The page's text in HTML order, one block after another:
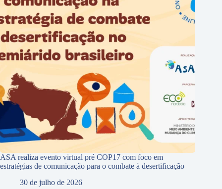
ASA realiza evento virtual pré COP17 com foco em
estratégias de comunicação para o combate à desertificação
30 de julho de 2026